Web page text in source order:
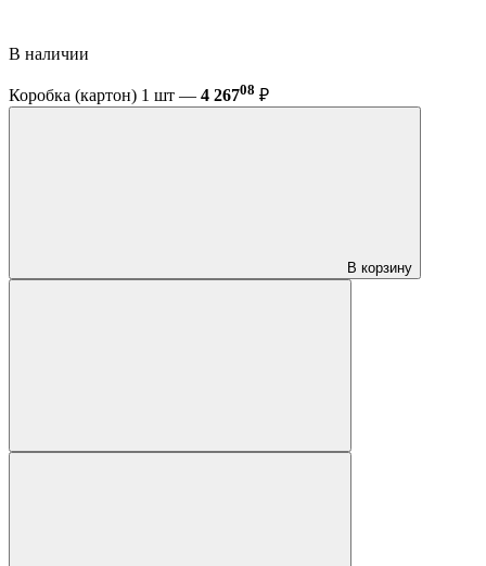
В наличии
Коробка (картон) 1 шт — 4 26708 ₽
В корзину